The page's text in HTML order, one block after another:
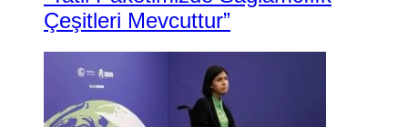
Çeşitleri Mevcuttur”